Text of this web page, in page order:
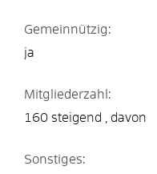
Gemeinnützig:
ja
Mitgliederzahl:
160 steigend
Sonstiges: